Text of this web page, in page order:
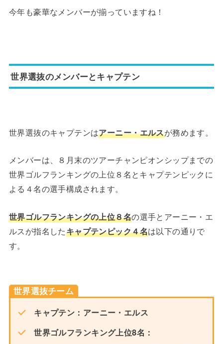
今年も豪華なメンバーが揃っていますね！
世界選抜のメンバーとキャプテン
世界選抜のキャプテンはアーニー・エルスが務めます。
メンバーは、８月末のツアーチャンピオンシップまでの
世界ゴルフランキングの上位８名とキャプテンピックに
よる４名の選手構成されます。
世界ゴルフランキングの上位８名の選手とアーニー・エ
ルスが指名したキャプテンピック４名は以下の通りで
す。
世界選抜チーム
キャプテン：アーニー・エルス
世界ゴルフランキング上位8名：